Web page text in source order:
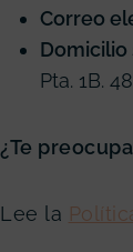
Correo
Domicilio
Pta. 1B.
¿Te
Lee la